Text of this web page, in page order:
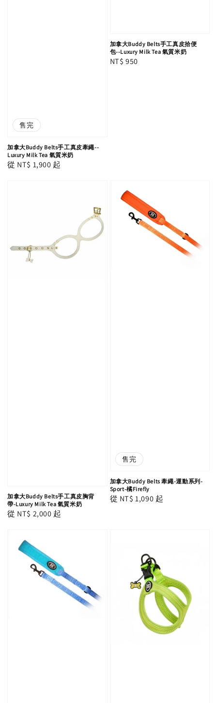
售完
加拿大Buddy Belts手工真皮牽繩--
Luxury Milk Tea 氣質米奶
Regular
從 NT$ 1,900 起
加拿大Buddy Belts手工真皮拾便
包--Luxury Milk Tea 氣質米奶
Regular
NT$ 950
加拿大Buddy Belts手工真皮胸背
帶-Luxury Milk Tea 氣質米奶
Regular
從 NT$ 2,000 起
售完
加拿大Buddy Belts 牽繩-運動系列-
Sport-橘Firefly
Regular
從 NT$ 1,090 起